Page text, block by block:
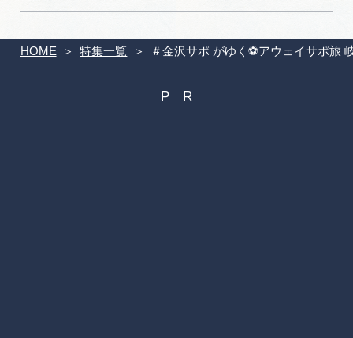
HOME 特集一覧 ＃金沢サポ がゆく⚽アウェイサポ旅